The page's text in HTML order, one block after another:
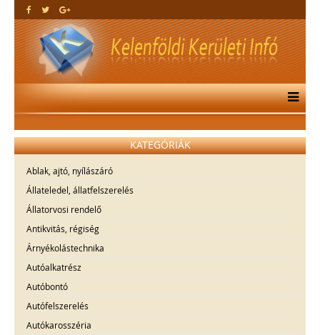
KATEGÓRIÁK
Ablak, ajtó, nyílászáró
Állateledel, állatfelszerelés
Állatorvosi rendelő
Antikvitás, régiség
Árnyékolástechnika
Autóalkatrész
Autóbontó
Autófelszerelés
Autókarosszéria